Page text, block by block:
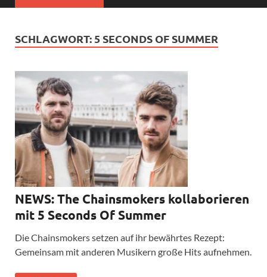
SCHLAGWORT: 5 SECONDS OF SUMMER
NEWS: The Chainsmokers kollaborieren
mit 5 Seconds Of Summer
Die Chainsmokers setzen auf ihr bewährtes Rezept:
Gemeinsam mit anderen Musikern große Hits aufnehmen.